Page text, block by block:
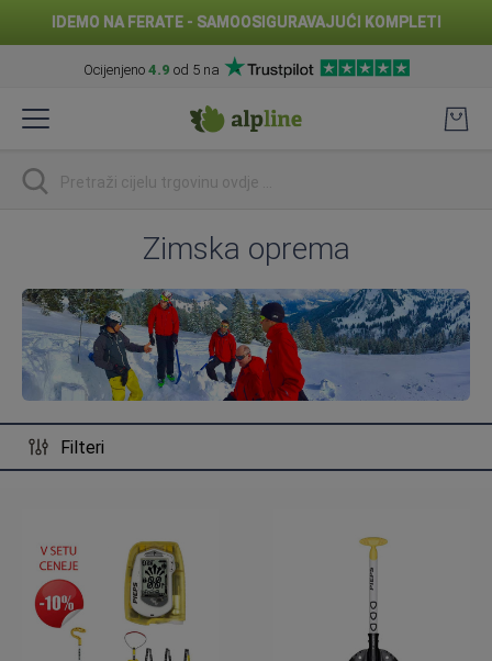
IDEMO NA FERATE - SAMOOSIGURAVAJUĆI KOMPLETI
Ocijenjeno 4.9 od 5 na
na
traži
Zimska oprema
Filteri